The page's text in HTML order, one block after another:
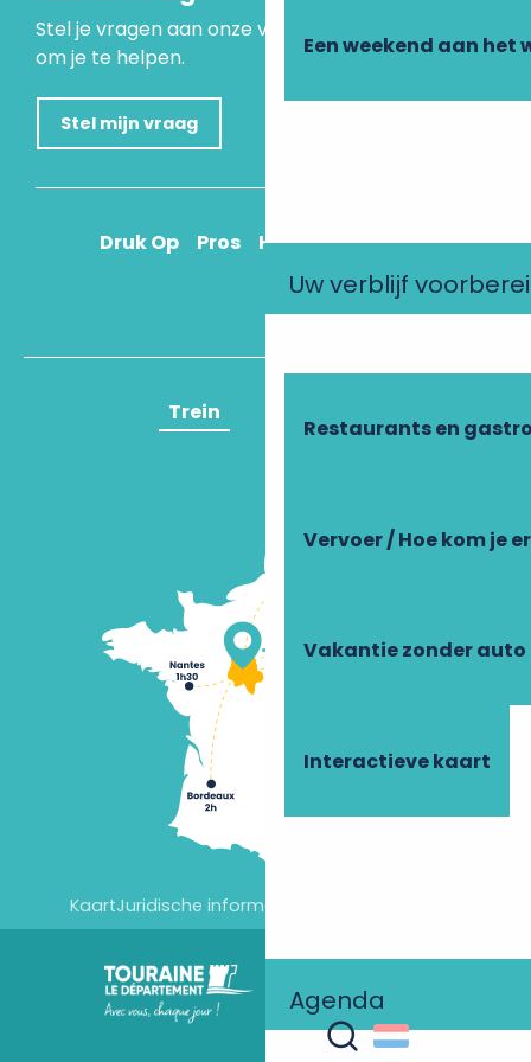
Een weekend aan het
Uw verblijf
Restaurants en
Vervoer / Hoe kom je
Vakantie zonder auto
Interactieve kaart
Agenda
Stel je vragen aan onze virtuele assistent, die er is
om je te helpen.
Stel mijn vraag
Druk Op Pros Hoe kom ik daar?
Trein
KaartJuridische informatie